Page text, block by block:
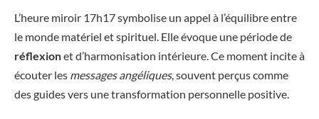
L’heure miroir 17h17 symbolise un appel à l’équilibre entre
le monde matériel et spirituel. Elle évoque une période de
réflexionet d’harmonisation intérieure. Ce moment incite à
écouter les messages angéliques, souvent perçus comme
des guides vers une transformation personnelle positive.